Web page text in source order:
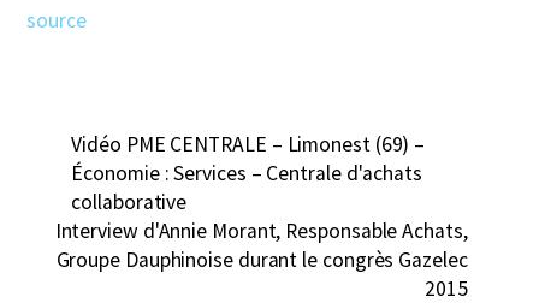
source
Vidéo PME CENTRALE – Limonest (69) –
Économie : Services – Centrale d'achats
collaborative
Interview d'Annie Morant, Responsable Achats,
Groupe Dauphinoise durant le congrès Gazelec
2015